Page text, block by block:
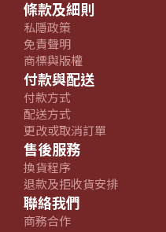
條款及細則
私隱政策
免責聲明
商標與版權
付款與配送
付款方式
配送方式
更改或取消訂單
售後服務
換貨程序
退款及拒收貨安排
聯絡我們
商務合作